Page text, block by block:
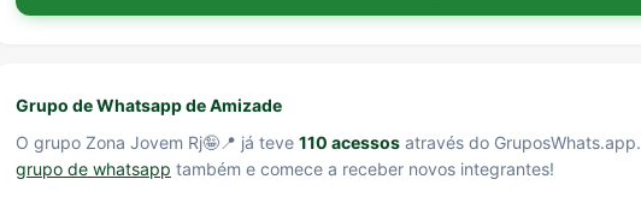
Grupo de Whatsapp de Amizade
O grupo Zona Jovem Rj🤪📍 já teve 110 acessos através do GruposWhats.app.
grupo de whatsapp também e comece a receber novos integrantes!